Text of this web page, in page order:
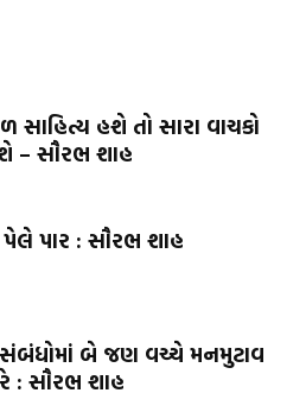
સાહિત્ય હશે તો સારા વાચકો
– સૌરભ શાહ
પાર : સૌરભ શાહ
બે જણ વચ્ચે મનમુટાવ
: સૌરભ શાહ